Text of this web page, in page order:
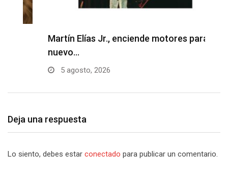
Martín Elías Jr., enciende motores para su
nuevo…
5 agosto, 2026
Deja una respuesta
Lo siento, debes estar conectado para publicar un comentario.